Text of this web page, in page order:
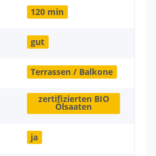
120 min
gut
Terrassen / Balkone
zertifizierten BIO
Ölsaaten
ja